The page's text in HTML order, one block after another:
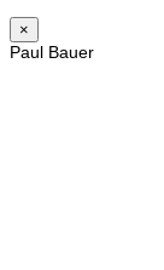
×
Paul Bauer